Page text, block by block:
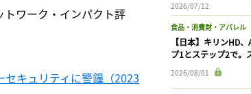
ワーク・インパクト評
セキュリティに警鐘（2023
2026/07/12
食品・消費財・アパレル
【日本】キリンHD
プ1とステップ2で。
2026/08/01